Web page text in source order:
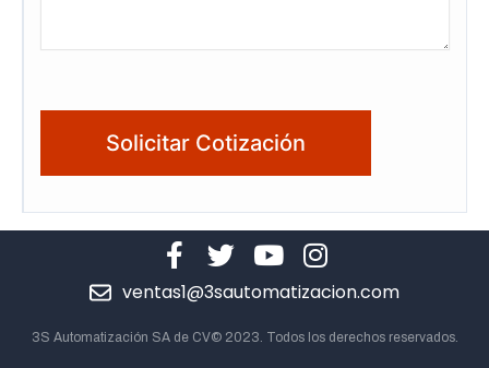
ventas1@3sautomatizacion.com
3S Automatización SA de CV© 2023. Todos los derechos reservados.